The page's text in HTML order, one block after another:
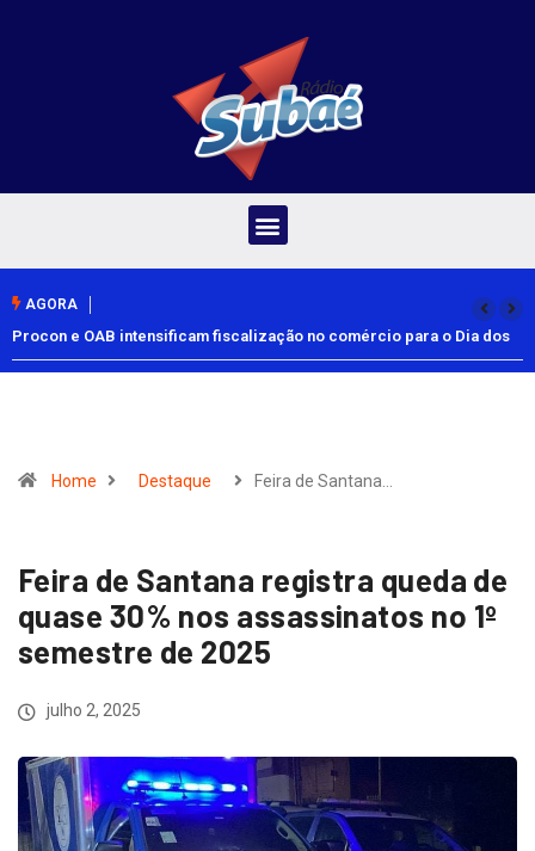
AGORA
Procon e OAB intensificam fiscalização no comércio para o Dia dos
Pais
Home Destaque Feira de Santana…
Feira de Santana registra queda de
quase 30% nos assassinatos no 1º
semestre de 2025
julho 2, 2025